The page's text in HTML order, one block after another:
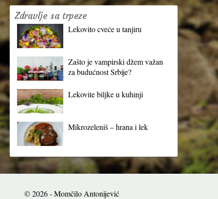
Zdravlje sa trpeze
Lekovito cveće u tanjiru
Zašto je vampirski džem važan
za budućnost Srbije?
Lekovite biljke u kuhinji
Mikrozeleniš – hrana i lek
© 2026 - Momčilo Antonijević